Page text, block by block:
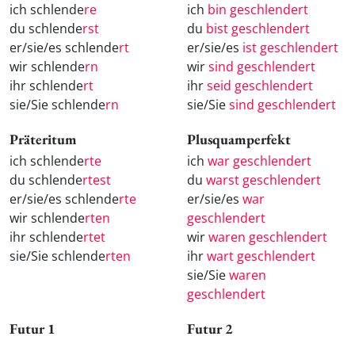
ich schlendere
du schlenderst
er/sie/es schlendert
wir schlendern
ihr schlendert
sie/Sie schlendern
ich bin geschlendert
du bist geschlendert
er/sie/es ist geschlendert
wirsind geschlendert
ihrseid geschlendert
sie/Siesind geschlendert
Präteritum
ich schlenderte
du schlendertest
er/sie/es schlenderte
wir schlenderten
ihr schlendertet
sie/Sie schlenderten
Plusquamperfekt
ich war geschlendert
du warst geschlendert
er/sie/es war
geschlendert
wirwaren geschlendert
ihrwart geschlendert
sie/Siewaren
geschlendert
Futur 1 Futur 2